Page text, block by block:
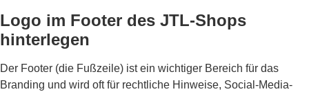
Logo im Footer des JTL-Shops
hinterlegen
Der Footer (die Fußzeile) ist ein wichtiger Bereich für das
Branding und wird oft für rechtliche Hinweise, Social-Media-